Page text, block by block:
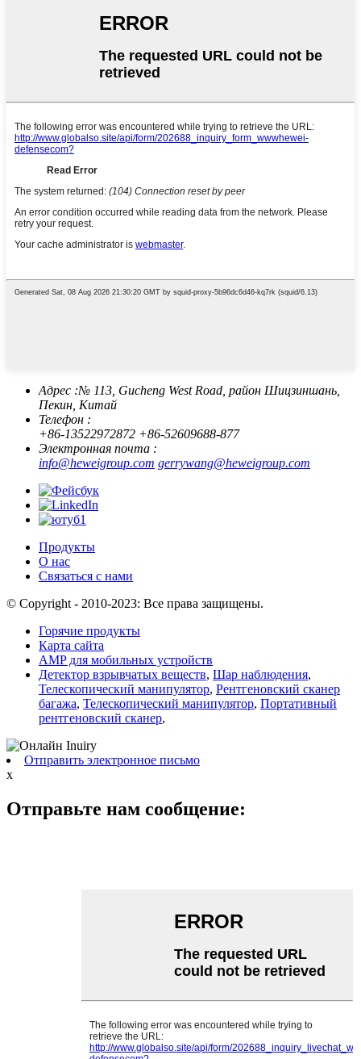
Адрес :№ 113, Gucheng West Road, район Шицзиншань,
Пекин, Китай
Телефон :
+86-13522972872 +86-52609688-877
Электронная почта :
info@heweigroup.com gerrywang@heweigroup.com
Продукты
О нас
Связаться с нами
© Copyright - 2010-2023: Все права защищены.
Горячие продукты
Карта сайта
AMP для мобильных устройств
Детектор взрывчатых веществ, Шар наблюдения,
Телескопический манипулятор, Рентгеновский сканер
багажа, Телескопический манипулятор, Портативный
рентгеновский сканер,
Отправить электронное письмо
x
Отправьте нам сообщение: